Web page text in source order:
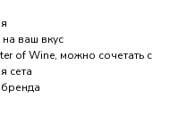
ваш вкус
of Wine, можно сочетать с
сета